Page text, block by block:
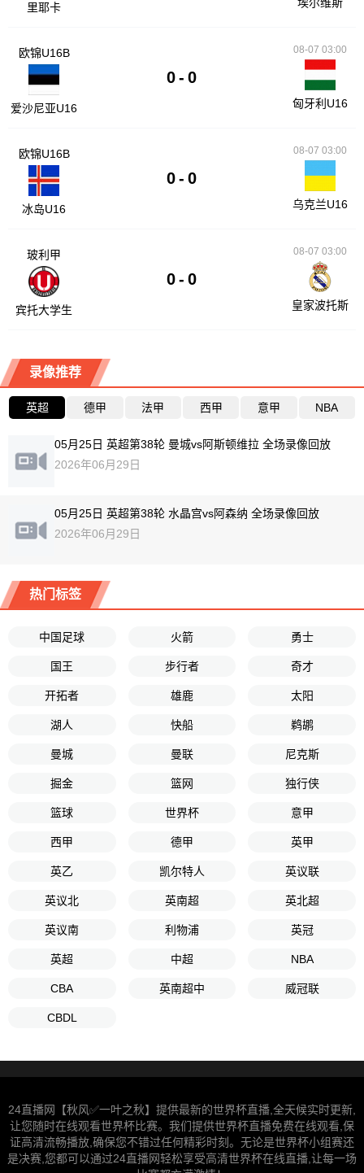
里耶卡 埃尔维斯
欧锦U16B
爱沙尼亚U16
0 - 0
08-07 03:00
匈牙利U16
欧锦U16B
冰岛U16
0 - 0
08-07 03:00
乌克兰U16
玻利甲
宾托大学生
0 - 0
08-07 03:00
皇家波托斯
录像推荐
英超 德甲 法甲 西甲 意甲 NBA
05月25日 英超第38轮 曼城vs阿斯顿维拉 全场录像回放
2026年06月29日
05月25日 英超第38轮 水晶宫vs阿森纳 全场录像回放
2026年06月29日
热门标签
中国足球 火箭 勇士
国王 步行者 奇才
开拓者 雄鹿 太阳
湖人 快船 鹈鹕
曼城 曼联 尼克斯
掘金 篮网 独行侠
篮球 世界杯 意甲
西甲 德甲 英甲
英乙 凯尔特人 英议联
英议北 英南超 英北超
英议南 利物浦 英冠
英超 中超 NBA
CBA 英南超中 威冠联
CBDL
24直播网【秋风✅一叶之秋】提供最新的世界杯直播,全天候实时更新,
让您随时在线观看世界杯比赛。我们提供世界杯直播免费在线观看,保
证高清流畅播放,确保您不错过任何精彩时刻。无论是世界杯小组赛还
是决赛,您都可以通过24直播网轻松享受高清世界杯在线直播,让每一场